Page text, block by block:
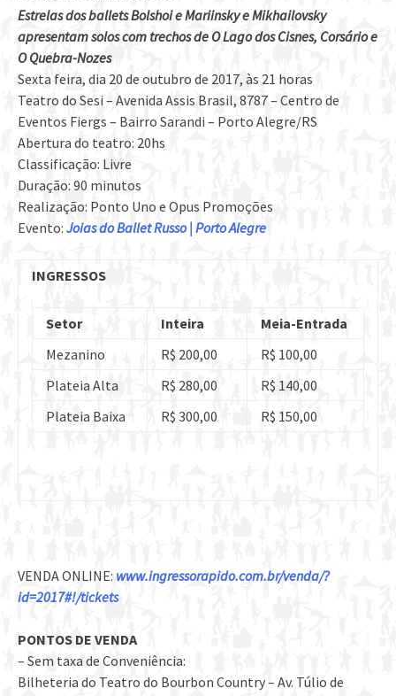
Estrelas dos ballets Bolshoi e Mariinsky e Mikhailovsky
apresentam solos com trechos de O Lago dos Cisnes, Corsário e
O Quebra-Nozes
Sexta feira, dia 20 de outubro de 2017, às 21 horas
Teatro do Sesi – Avenida Assis Brasil, 8787 – Centro de
Eventos Fiergs – Bairro Sarandi – Porto Alegre/RS
Abertura do teatro: 20hs
Classificação: Livre
Duração: 90 minutos
Realização: Ponto Uno e Opus Promoções
Evento: Joias do Ballet Russo | Porto Alegre
INGRESSOS
Setor Inteira
Meia-Entrada
Mezanino
R$ 200,00
R$ 100,00
Plateia Alta
R$ 280,00
R$ 140,00
Plateia Baixa
R$ 300,00 R$ 150,00
VENDA ONLINE: www.ingressorapido.com.br/venda/?
id=2017#!/tickets
PONTOS DE VENDA
– Sem taxa de Conveniência:
Bilheteria do Teatro do Bourbon Country – Av. Túlio de